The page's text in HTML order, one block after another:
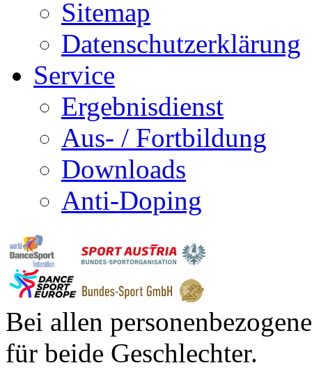
Sitemap
Datenschutzerklärung
Service
Ergebnisdienst
Aus- / Fortbildung
Downloads
Anti-Doping
Bei allen
für beide Geschlechter.